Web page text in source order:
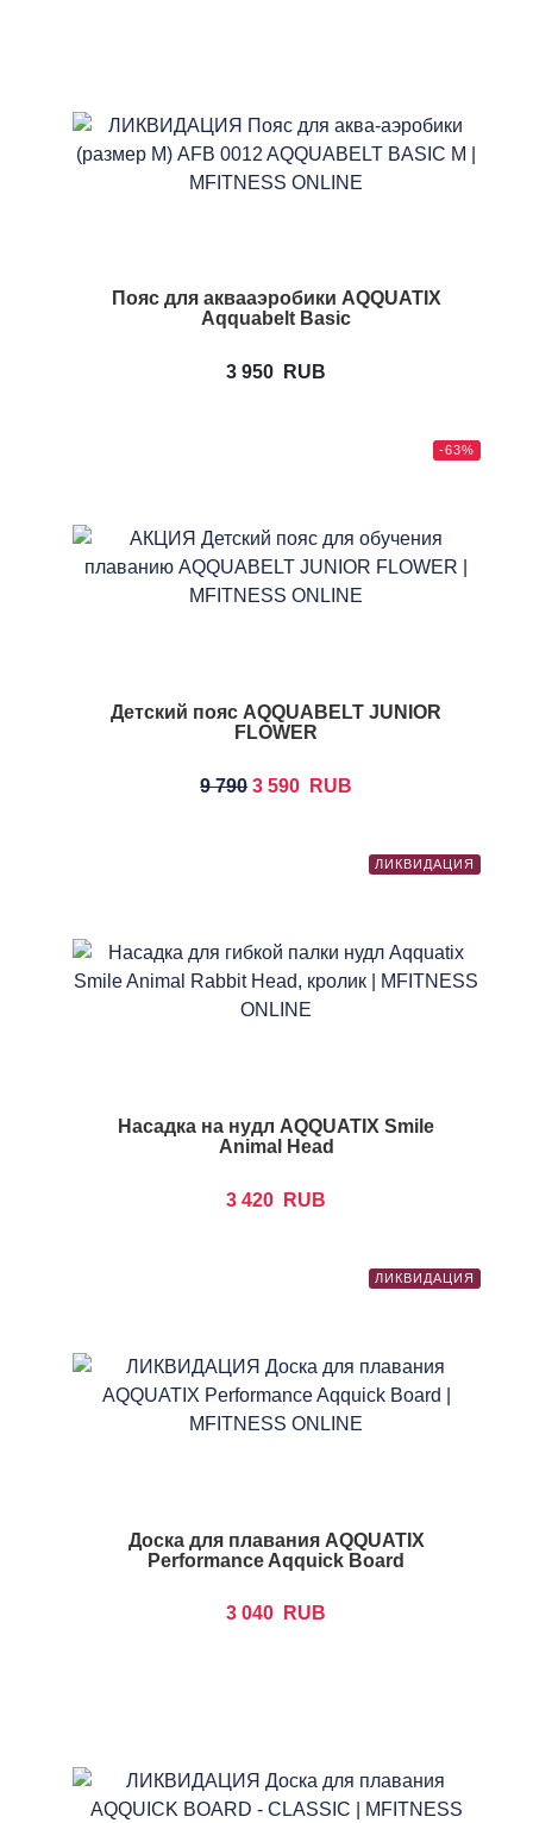
Пояс для аквааэробики AQQUATIX
Aqquabelt Basic
3 950 RUB
-63%
Детский пояс AQQUABELT JUNIOR
FLOWER
9 790 3 590 RUB
ЛИКВИДАЦИЯ
Насадка на нудл AQQUATIX Smile
Animal Head
3 420 RUB
ЛИКВИДАЦИЯ
Доска для плавания AQQUATIX
Performance Aqquick Board
3 040 RUB